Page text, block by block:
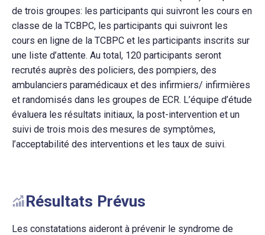
de trois groupes: les participants qui suivront les cours en
classe de la TCBPC, les participants qui suivront les
cours en ligne de la TCBPC et les participants inscrits sur
une liste d’attente. Au total, 120 participants seront
recrutés auprès des policiers, des pompiers, des
ambulanciers paramédicaux et des infirmiers/ infirmières
et randomisés dans les groupes de ECR. L’équipe d’étude
évaluera les résultats initiaux, la post-intervention et un
suivi de trois mois des mesures de symptômes,
l’acceptabilité des interventions et les taux de suivi.
Résultats Prévus
Les constatations aideront à prévenir le syndrome de